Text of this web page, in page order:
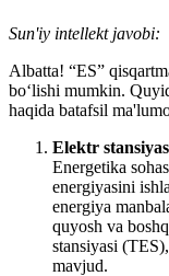
Sun'iy intellekt javobi:
Albatta! “ES”
bo‘lishi mumkin.
haqida batafsil
Elektr
Energetika
energiyasini
energiya
quyosh va
stansiyasi
mavjud.